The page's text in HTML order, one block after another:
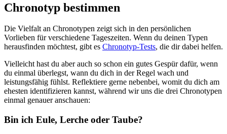
Chronotyp bestimmen
Die Vielfalt an Chronotypen zeigt sich in den persönlichen
Vorlieben für verschiedene Tageszeiten. Wenn du deinen Typen
herausfinden möchtest, gibt es Chronotyp-Tests, die dir dabei helfen.
Vielleicht hast du aber auch so schon ein gutes Gespür dafür, wenn
du einmal überlegst, wann du dich in der Regel wach und
leistungsfähig fühlst. Reflektiere gerne nebenbei, womit du dich am
ehesten identifizieren kannst, während wir uns die drei Chronotypen
einmal genauer anschauen:
Bin ich Eule, Lerche oder Taube?